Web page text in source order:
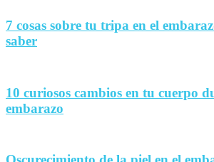
7 cosas sobre tu tripa en el
saber
10 curiosos cambios en tu cuerpo
embarazo